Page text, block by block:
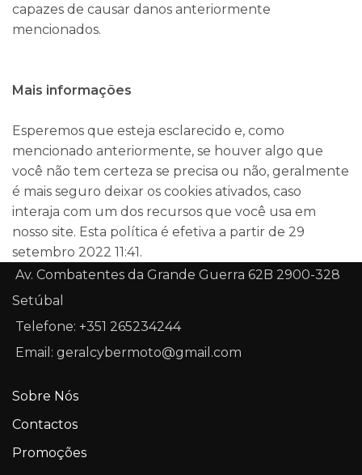
capazes de causar danos anteriormente
mencionados.
Mais informações
Esperemos que esteja esclarecido e, como
mencionado anteriormente, se houver algo que
você não tem certeza se precisa ou não, geralmente
é mais seguro deixar os cookies ativados, caso
interaja com um dos recursos que você usa em
nosso site. Esta política é efetiva a partir de 29
setembro 2022 11:41.
Av. Combatentes da Grande Guerra 62B 2900-328
Setúbal
Telefone: +351 265234244
Email: geralcybermoto@gmail.com
Sobre Nós
Contactos
Promoções